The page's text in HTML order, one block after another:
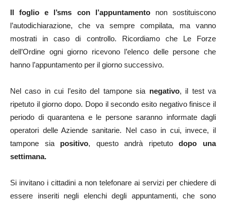
Il foglio e l’sms con l’appuntamentonon sostituiscono
l’autodichiarazione, che va sempre compilata, ma vanno
mostrati in caso di controllo. Ricordiamo che Le Forze
dell’Ordine ogni giorno ricevono l’elenco delle persone che
hanno l’appuntamento per il giorno successivo.
Nel caso in cui l’esito del tampone sia negativo, il test va
ripetuto il giorno dopo. Dopo il secondo esito negativo finisce il
periodo di quarantena e le persone saranno informate dagli
operatori delle Aziende sanitarie. Nel caso in cui, invece, il
tampone sia positivo, questo andrà ripetutodopo una
settimana.
Si invitano i cittadini a non telefonare ai servizi per chiedere di
essere inseriti negli elenchi degli appuntamenti, che sono